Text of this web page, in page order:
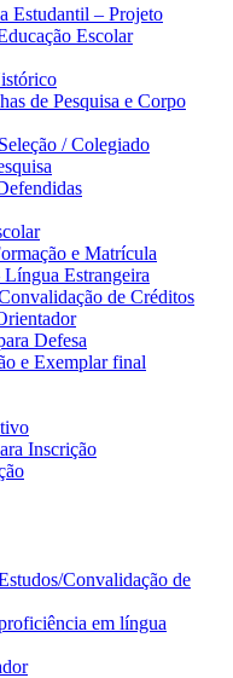
Estudantil – Projeto
Escolar
de Pesquisa e Corpo
/ Colegiado
e Matrícula
Estrangeira
de Créditos
Defesa
e Exemplar final
Inscrição
Convalidação de
em língua